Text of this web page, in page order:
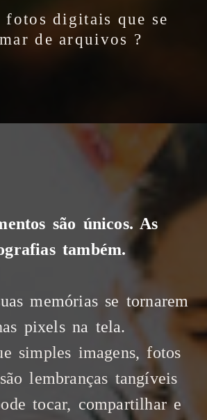
fotos digitais que se
de arquivos ?
são únicos. As
também.
memórias se tornarem
pixels na tela.
simples imagens, fotos
lembranças tangíveis
tocar, compartilhar e